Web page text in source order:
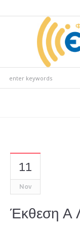
11
Nov
Έκθεση Α